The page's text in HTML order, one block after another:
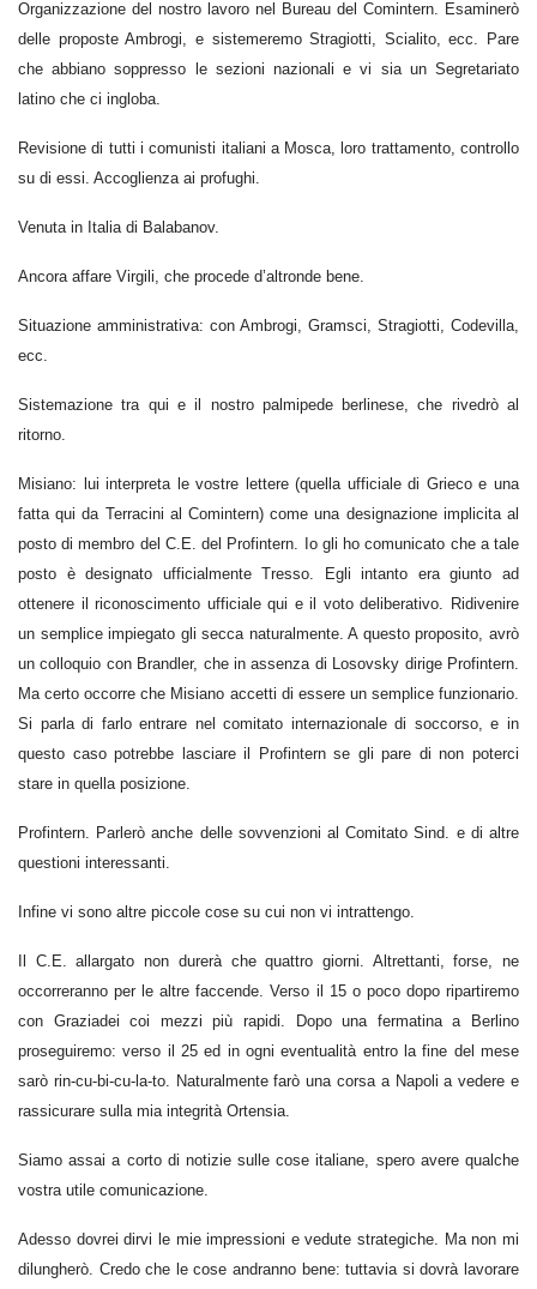
Organizzazione del nostro lavoro nel Bureau del Comintern. Esaminerò
delle proposte Ambrogi, e sistemeremo Stragiotti, Scialito, ecc. Pare
che abbiano soppresso le sezioni nazionali e vi sia un Segretariato
latino che ci ingloba.
Revisione di tutti i comunisti italiani a Mosca, loro trattamento, controllo
su di essi. Accoglienza ai profughi.
Venuta in Italia di Balabanov.
Ancora affare Virgili, che procede d’altronde bene.
Situazione amministrativa: con Ambrogi, Gramsci, Stragiotti, Codevilla,
ecc.
Sistemazione tra qui e il nostro palmipede berlinese, che rivedrò al
ritorno.
Misiano: lui interpreta le vostre lettere (quella ufficiale di Grieco e una
fatta qui da Terracini al Comintern) come una designazione implicita al
posto di membro del C.E. del Profintern. Io gli ho comunicato che a tale
posto è designato ufficialmente Tresso. Egli intanto era giunto ad
ottenere il riconoscimento ufficiale qui e il voto deliberativo. Ridivenire
un semplice impiegato gli secca naturalmente. A questo proposito, avrò
un colloquio con Brandler, che in assenza di Losovsky dirige Profintern.
Ma certo occorre che Misiano accetti di essere un semplice funzionario.
Si parla di farlo entrare nel comitato internazionale di soccorso, e in
questo caso potrebbe lasciare il Profintern se gli pare di non poterci
stare in quella posizione.
Profintern. Parlerò anche delle sovvenzioni al Comitato Sind. e di altre
questioni interessanti.
Infine vi sono altre piccole cose su cui non vi intrattengo.
Il C.E. allargato non durerà che quattro giorni. Altrettanti, forse, ne
occorreranno per le altre faccende. Verso il 15 o poco dopo ripartiremo
con Graziadei coi mezzi più rapidi. Dopo una fermatina a Berlino
proseguiremo: verso il 25 ed in ogni eventualità entro la fine del mese
sarò rin-cu-bi-cu-la-to. Naturalmente farò una corsa a Napoli a vedere e
rassicurare sulla mia integrità Ortensia.
Siamo assai a corto di notizie sulle cose italiane, spero avere qualche
vostra utile comunicazione.
Adesso dovrei dirvi le mie impressioni e vedute strategiche. Ma non mi
dilungherò. Credo che le cose andranno bene: tuttavia si dovrà lavorare